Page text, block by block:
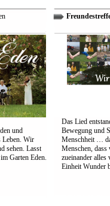
und
Leben. Wir
sehen. Lasst
Garten Eden.
Das Lied
Bewegung und
Menschheit …
Menschen,
zueinander alles
Einheit Wunder